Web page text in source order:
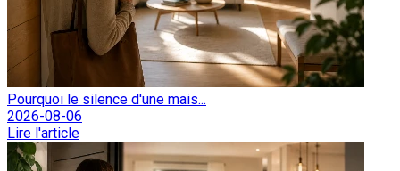
Pourquoi le silence d'une mais...
2026-08-06
Lire l'article